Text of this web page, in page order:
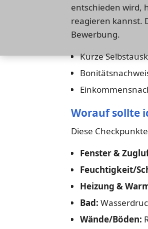
entschieden wird,
reagieren kannst.
Bewerbung.
Kurze
Worauf sollte
Diese
Fenster &
Feuchtigkeit/
Heizung &
Bad:
Wände/Böden: